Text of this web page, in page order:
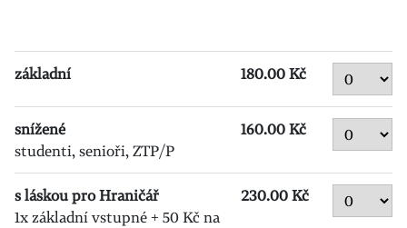
základní 180.00 Kč
snížené
studenti, senioři, ZTP/P
160.00 Kč
s láskou pro Hraničář
1x základní vstupné + 50 Kč na
230.00 Kč